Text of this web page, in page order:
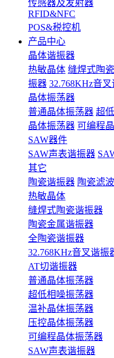
传感器及发射器
RFID&NFC
POS&税控机
产品中心
晶体谐振器
热敏晶体 缝焊式陶
振器 32.768KHz音
晶体振荡器
普通晶体振荡器 超
晶体振荡器 可编程
SAW器件
SAW声表谐振器
其它
陶瓷谐振器 陶瓷滤
热敏晶体
缝焊式陶瓷谐振器
陶瓷金属谐振器
全陶瓷谐振器
32.768KHz音叉谐振
AT切谐振器
普通晶体振荡器
超低相噪振荡器
温补晶体振荡器
压控晶体振荡器
可编程晶体振荡器
SAW声表谐振器